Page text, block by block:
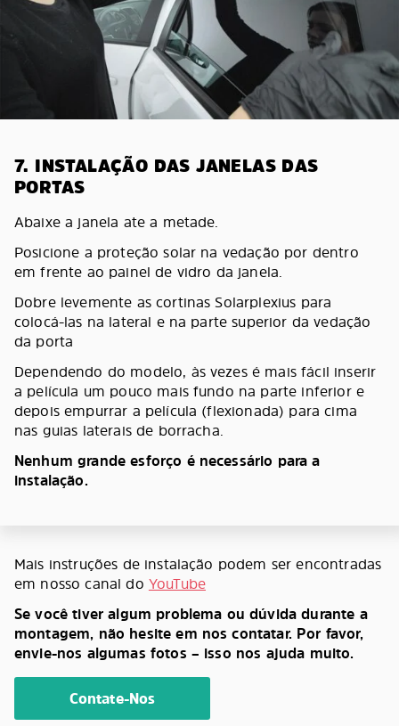
7. INSTALAÇÃO DAS JANELAS DAS
PORTAS
Abaixe a janela ate a metade.
Posicione a proteção solar na vedação por dentro
em frente ao painel de vidro da janela.
Dobre levemente as cortinas Solarplexius para
colocá-las na lateral e na parte superior da vedação
da porta
Dependendo do modelo, às vezes é mais fácil inserir
a película um pouco mais fundo na parte inferior e
depois empurrar a película (flexionada) para cima
nas guias laterais de borracha.
Nenhum grande esforço é necessário para a
instalação.
Mais instruções de instalação podem ser encontradas
em nosso canal do YouTube
Se você tiver algum problema ou dúvida durante a
montagem, não hesite em nos contatar. Por favor,
envie-nos algumas fotos – isso nos ajuda muito.
Contate-Nos